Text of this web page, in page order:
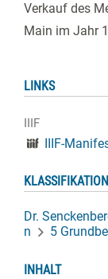
Verkauf des
Main im Jahr
LINKS
IIIF
IIIF-
KLASSIFIKATION
Dr.
n
5
INHALT